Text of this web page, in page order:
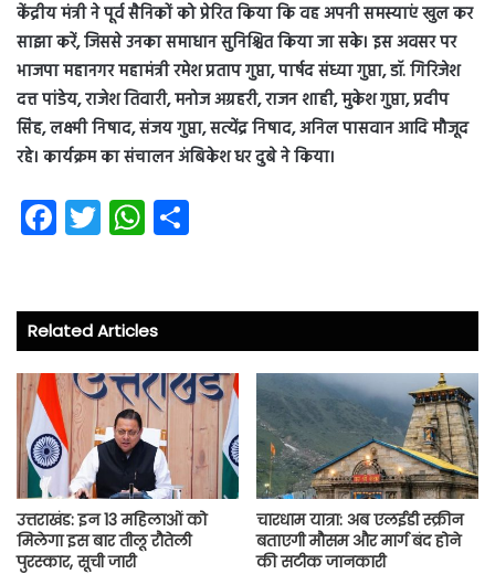
केंद्रीय मंत्री ने पूर्व सैनिकों को प्रेरित किया कि वह अपनी समस्याएं खुल कर
साझा करें, जिससे उनका समाधान सुनिश्चित किया जा सके। इस अवसर पर
भाजपा महानगर महामंत्री रमेश प्रताप गुप्ता, पार्षद संध्या गुप्ता, डॉ. गिरिजेश
दत्त पांडेय, राजेश तिवारी, मनोज अग्रहरी, राजन शाही, मुकेश गुप्ता, प्रदीप
सिंह, लक्ष्मी निषाद, संजय गुप्ता, सत्येंद्र निषाद, अनिल पासवान आदि मौजूद
रहे। कार्यक्रम का संचालन अंबिकेश धर दुबे ने किया।
Fa
ce
o
ok
T
wi
er
W
ha
A
p
p
Related Articles
उत्तराखंड: इन 13 महिलाओं को
मिलेगा इस बार तीलू रौतेली
पुरस्कार, सूची जारी
चारधाम यात्रा: अब एलईडी स्क्रीन
बताएगी मौसम और मार्ग बंद होने
की सटीक जानकारी